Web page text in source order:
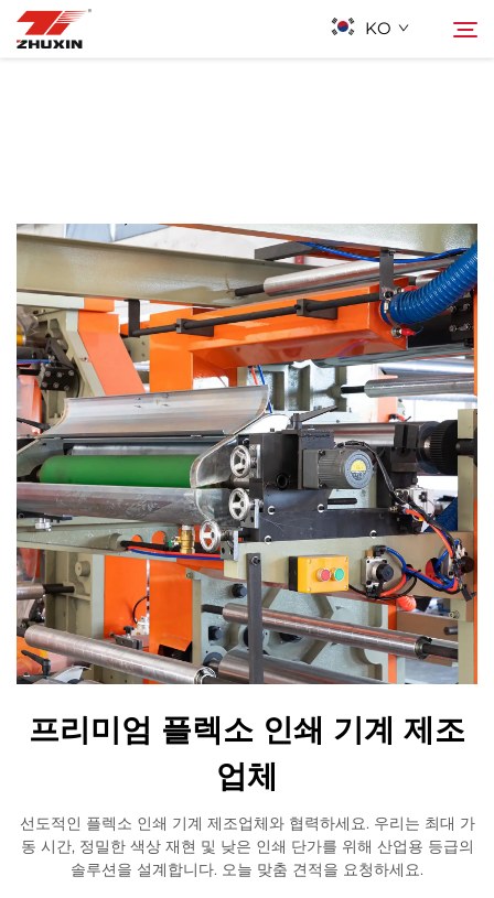
KO
뉴스
연락하기
자주 묻는 질문
프리미엄 플렉소 인쇄 기계 제조
업체
선도적인 플렉소 인쇄 기계 제조업체와 협력하세요. 우리는 최대 가
동 시간, 정밀한 색상 재현 및 낮은 인쇄 단가를 위해 산업용 등급의
솔루션을 설계합니다. 오늘 맞춤 견적을 요청하세요.